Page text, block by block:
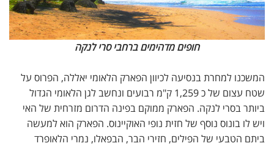
חופים מדהימים ברחבי סרי לנקה
המשכנו למחרת בנסיעה לכיוון הפארק הלאומי יאללה, הפרוס על
שטח עצום של כ 1,259 ק"מ רבועים ונחשב לגן הלאומי הגדול
ביותר בסרי לנקה. הפארק ממוקם בפינה הדרום מזרחית של האי
ויש לו בונוס נוסף של חזית נופי האוקיינוס. הפארק הוא למעשה
ביתם הטבעי של הפילים, חזירי הבר, הבפאלו, נמרי הלאופרד